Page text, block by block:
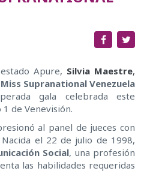
Apure, Silvia Maestre,
Miss Supranational Venezuela
gala celebrada este
de Venevisión.
al panel de jueces con
el 22 de julio de 1998,
Social, una profesión
las habilidades requeridas